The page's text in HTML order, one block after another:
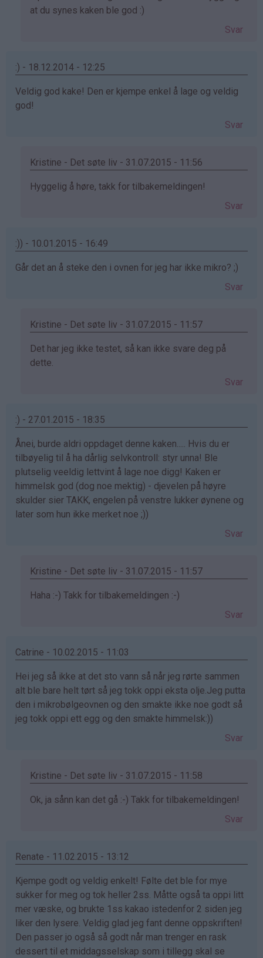
på
bekreftet)
at du synes kaken ble god :)
Svar
:) - 18.12.2014 - 12:25
Veldig god kake! Den er kjempe enkel å lage og veldig
god!
Svar
Kristine - Det søte liv - 31.07.2015 - 11:56
Som
:)
bekreftet)
Hyggelig å høre, takk for tilbakemeldingen!
Svar
:)) - 10.01.2015 - 16:49
Går det an å steke den i ovnen for jeg har ikke mikro? ;)
Svar
Kristine - Det søte liv - 31.07.2015 - 11:57
Som
svar
(ikke
Det har jeg ikke testet, så kan ikke svare deg på
dette.
Svar
:) - 27.01.2015 - 18:35
Ånei, burde aldri oppdaget denne kaken..... Hvis du er
tilbøyelig til å ha dårlig selvkontroll: styr unna! Ble
plutselig veeldig lettvint å lage noe digg! Kaken er
himmelsk god (dog noe mektig) - djevelen på høyre
skulder sier TAKK, engelen på venstre lukker øynene og
later som hun ikke merket noe ;))
Svar
Kristine - Det søte liv - 31.07.2015 - 11:57
Som
:)
bekreftet)
Haha :-) Takk for tilbakemeldingen :-)
Svar
Catrine - 10.02.2015 - 11:03
Hei jeg så ikke at det sto vann så når jeg rørte sammen
alt ble bare helt tørt så jeg tokk oppi eksta olje.Jeg putta
den i mikrobølgeovnen og den smakte ikke noe godt så
jeg tokk oppi ett egg og den smakte himmelsk:))
Svar
Kristine - Det søte liv - 31.07.2015 - 11:58
Som
Catrine
bekreftet)
Ok, ja sånn kan det gå :-) Takk for tilbakemeldingen!
Svar
Renate - 11.02.2015 - 13:12
Kjempe godt og veldig enkelt! Følte det ble for mye
sukker for meg og tok heller 2ss. Måtte også ta oppi litt
mer væske, og brukte 1ss kakao istedenfor 2 siden jeg
liker den lysere. Veldig glad jeg fant denne oppskriften!
Den passer jo også så godt når man trenger en rask
dessert til et middagsselskap som i tillegg skal se